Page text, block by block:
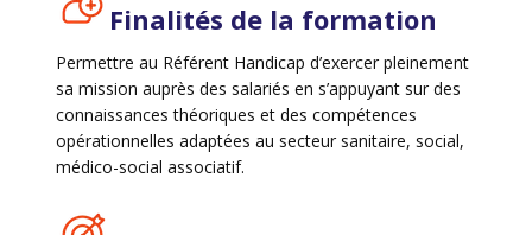
Finalités de la formation
Permettre au Référent Handicap d’exercer pleinement
sa mission auprès des salariés en s’appuyant sur des
connaissances théoriques et des compétences
opérationnelles adaptées au secteur sanitaire, social,
médico-social associatif.